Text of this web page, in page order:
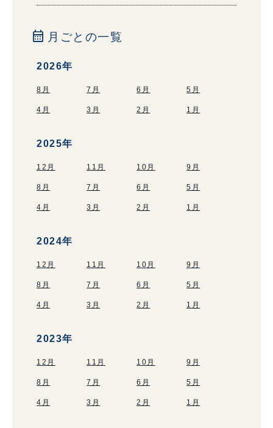
calendar_month 月ごとの一覧
2026年
8月 7月 6月 5月
4月 3月 2月 1月
2025年
12月 11月 10月 9月
8月 7月 6月 5月
4月 3月 2月 1月
2024年
12月 11月 10月 9月
8月 7月 6月 5月
4月 3月 2月 1月
2023年
12月 11月 10月 9月
8月 7月 6月 5月
4月 3月 2月 1月